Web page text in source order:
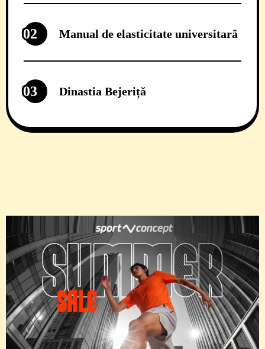
02 Manual de elasticitate universitară
03 Dinastia Bejeriță